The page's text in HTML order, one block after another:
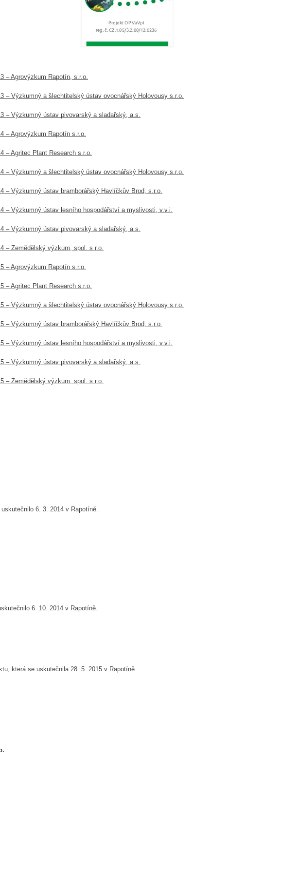
– Agrovýzkum Rapotín, s.r.o.
– Výzkumný a šlechtitelský ústav ovocnářský Holovousy s.r.o.
– Výzkumný ústav pivovarský a sladařský, a.s.
– Agrovýzkum Rapotín s.r.o.
– Agritec Plant Research s.r.o.
– Výzkumný a šlechtitelský ústav ovocnářský Holovousy s.r.o.
– Výzkumný ústav bramborářský Havlíčkův Brod, s.r.o.
– Výzkumný ústav lesního hospodářství a myslivosti, v.v.i.
– Výzkumný ústav pivovarský a sladařský, a.s.
– Zemědělský výzkum, spol. s r.o.
– Agrovýzkum Rapotín s.r.o.
– Agritec Plant Research s.r.o.
– Výzkumný a šlechtitelský ústav ovocnářský Holovousy s.r.o.
– Výzkumný ústav bramborářský Havlíčkův Brod, s.r.o.
– Výzkumný ústav lesního hospodářství a myslivosti, v.v.i.
– Výzkumný ústav pivovarský a sladařský, a.s.
– Zemědělský výzkum, spol. s r.o.
6. 3. 2014 v Rapotíně.
6. 10. 2014 v Rapotíně.
která se uskutečnila 28. 5. 2015 v Rapotíně.